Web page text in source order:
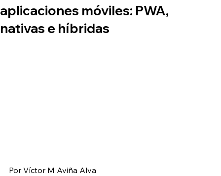
aplicaciones móviles: PWA,
nativas e híbridas
Por Víctor M Aviña Alva